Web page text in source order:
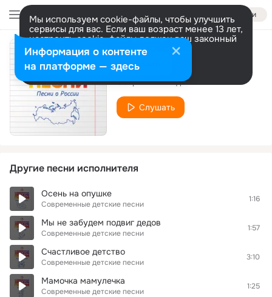
Войти
Мы используем cookie-файлы, чтобы улучшить
сервисы для вас. Если ваш возраст менее 13 лет,
настроить cookie-файлы должен ваш законный
представитель. Больше информации
Разрешить все Настроить
Любовь к России
Современные детские песни
Слушать
Другие песни исполнителя
Осень на опушке
Современные детские песни
1:16
Мы не забудем подвиг дедов
Современные детские песни
1:57
Счастливое детство
Современные детские песни
3:10
Мамочка мамулечка
Современные детские песни
1:25
Информация о контенте
на платформе — здесь